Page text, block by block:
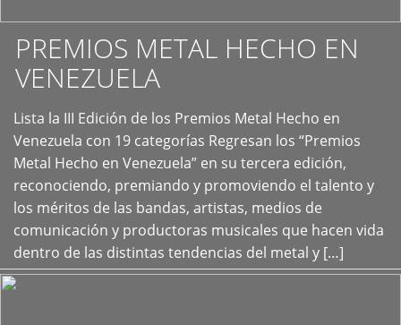
PREMIOS METAL HECHO EN
VENEZUELA
Lista la III Edición de los Premios Metal Hecho en
Venezuela con 19 categorías Regresan los “Premios
Metal Hecho en Venezuela” en su tercera edición,
reconociendo, premiando y promoviendo el talento y
los méritos de las bandas, artistas, medios de
comunicación y productoras musicales que hacen vida
dentro de las distintas tendencias del metal y […]
+